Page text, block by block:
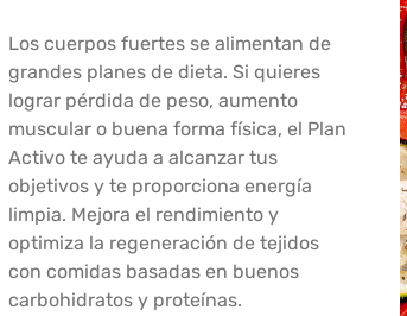
Los cuerpos fuertes se alimentan de
grandes planes de dieta. Si quieres
lograr pérdida de peso, aumento
muscular o buena forma física, el Plan
Activo te ayuda a alcanzar tus
objetivos y te proporciona energía
limpia. Mejora el rendimiento y
optimiza la regeneración de tejidos
con comidas basadas en buenos
carbohidratos y proteínas.